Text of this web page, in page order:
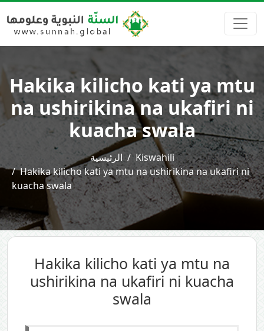
Hakika kilicho kati ya mtu
na ushirikina na ukafiri ni
kuacha swala
الرئيسية
Kiswahili
Hakika kilicho kati ya mtu na ushirikina na ukafiri ni
kuacha swala
Hakika kilicho kati ya mtu na
ushirikina na ukafiri ni kuacha
swala